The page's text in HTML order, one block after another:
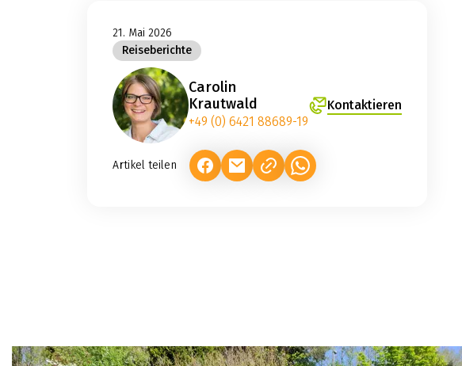
21. Mai 2026
Reiseberichte
Carolin
Krautwald
+49 (0) 6421 88689-19
Kontaktieren
Artikel teilen (LINK ÖFFNET IN NEUEM TAB)
(LINK ÖFFNET IN NEUEM TAB)
(LINK ÖFFNET IN NEUEM TAB)